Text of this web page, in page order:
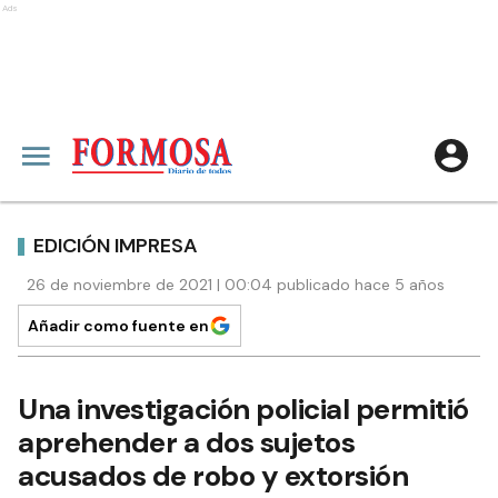
Ads
EDICIÓN IMPRESA
26 de noviembre de 2021 | 00:04 publicado hace 5 años
Añadir como fuente en
Una investigación policial permitió
aprehender a dos sujetos
acusados de robo y extorsión